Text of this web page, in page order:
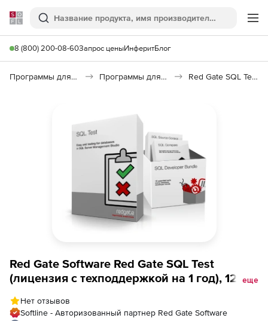
Softline
Поиск
8 (800) 200-08-60Запрос ценыИнферитБлог
Программы для программирования Программы для работы с базами данных Red Gate SQL Test
Red Gate Software Red Gate SQL Test
(лицензия с техподдержкой на 1 год), 12
еще
Нет отзывов
Softline - Авторизованный партнер Red Gate Software